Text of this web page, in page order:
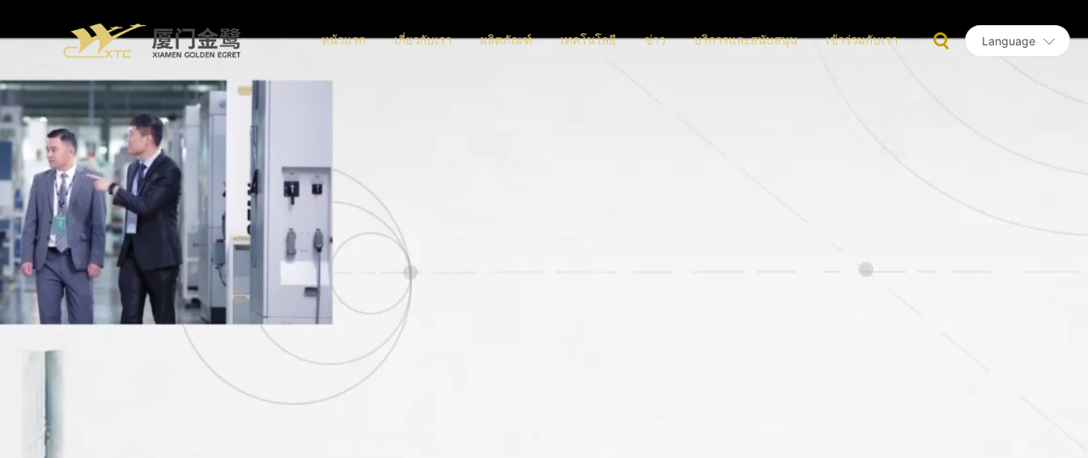
หน้าแรก เกี่ยวกับเรา ผลิตภัณฑ์ เทคโนโลยี ข่าว บริการและสนับสนุน เข้าร่วมกับเรา Language